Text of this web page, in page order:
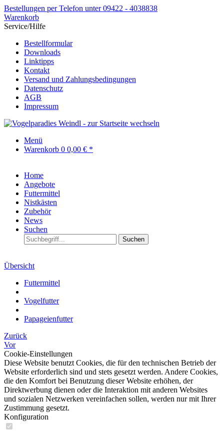
Bestellungen per Telefon unter 09422 - 4038838
Warenkorb
Service/Hilfe
Bestellformular
Downloads
Linktipps
Kontakt
Versand und Zahlungsbedingungen
Datenschutz
AGB
Impressum
Menü
Warenkorb 0 0,00 € *
Home
Angebote
Futtermittel
Nistkästen
Zubehör
News
Suchen
Suchen
Übersicht
Futtermittel
Vogelfutter
Papageienfutter
Zurück
Vor
Cookie-Einstellungen
Diese Website benutzt Cookies, die für den technischen Betrieb der
Website erforderlich sind und stets gesetzt werden. Andere Cookies,
die den Komfort bei Benutzung dieser Website erhöhen, der
Direktwerbung dienen oder die Interaktion mit anderen Websites
und sozialen Netzwerken vereinfachen sollen, werden nur mit Ihrer
Zustimmung gesetzt.
Konfiguration